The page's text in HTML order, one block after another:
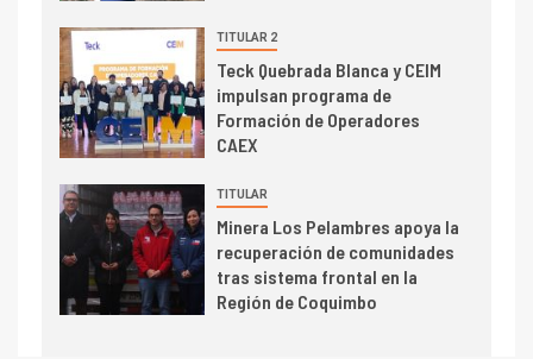
7 I+D
Codelco reporta Ebitda de US$
6.670 millones y mejora sus
indicadores financieros
TITULAR 2
Teck Quebrada Blanca y CEIM
impulsan programa de
Formación de Operadores
CAEX
TITULAR
Minera Los Pelambres apoya la
recuperación de comunidades
tras sistema frontal en la
Región de Coquimbo